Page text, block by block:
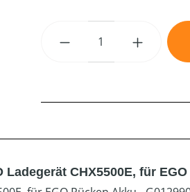
Produkt Anzahl:
CHX5500E, für